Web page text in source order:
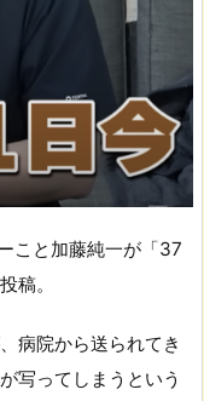
こと加藤純一が「37
稿。
病院から送られてき
写ってしまうという